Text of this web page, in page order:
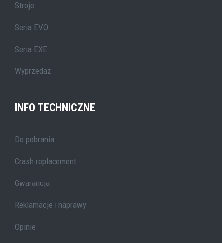
Stroje
Seria EVO
Seria EXE
Wyprzedaż
INFO TECHNICZNE
Do pobrania
Crash replacement
Gwarancja
Reklamacje i naprawy
Opinie